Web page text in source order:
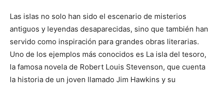
Las islas no solo han sido el escenario de misterios
antiguos y leyendas desaparecidas, sino que también han
servido como inspiración para grandes obras literarias.
Uno de los ejemplos más conocidos es La isla del tesoro,
la famosa novela de Robert Louis Stevenson, que cuenta
la historia de un joven llamado Jim Hawkins y su